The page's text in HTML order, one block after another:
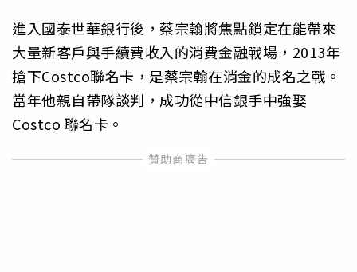
進入國泰世華銀行後，蔡宗翰將焦點鎖定在能帶來
大量新客戶與手續費收入的消費金融戰場，2013年
搶下Costco聯名卡，是蔡宗翰在消金的成名之戰。
當年他親自帶隊談判，成功從中信銀手中強娶
Costco 聯名卡。